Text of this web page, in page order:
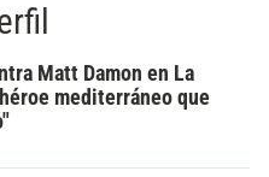
Matt Damon en La
mediterráneo que